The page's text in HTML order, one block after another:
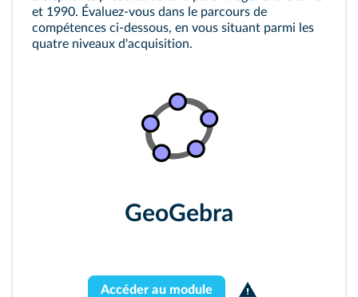
et 1990. Évaluez-vous dans le parcours de
compétences ci-dessous, en vous situant parmi les
quatre niveaux d'acquisition.
GeoGebra
Accéder au module